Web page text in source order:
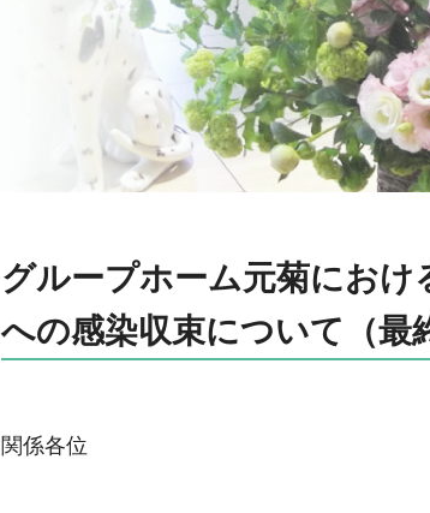
グループホーム元菊におけ
への感染収束について（最
関係各位